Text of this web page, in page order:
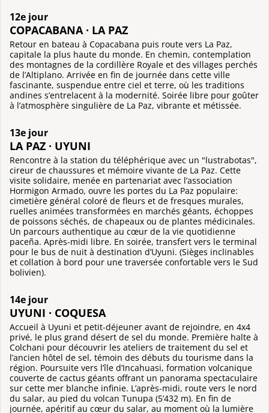
12e jour
COPACABANA · LA PAZ
Retour en bateau à Copacabana puis route vers La Paz,
capitale la plus haute du monde. En chemin, contemplation
des montagnes de la cordillère Royale et des villages perchés
de l’Altiplano. Arrivée en fin de journée dans cette ville
fascinante, suspendue entre ciel et terre, où les traditions
andines s’entrelacent à la modernité. Soirée libre pour goûter
à l’atmosphère singulière de La Paz, vibrante et métissée.
13e jour
LA PAZ · UYUNI
Rencontre à la station du téléphérique avec un "lustrabotas",
cireur de chaussures et mémoire vivante de La Paz. Cette
visite solidaire, menée en partenariat avec l’association
Hormigon Armado, ouvre les portes du La Paz populaire:
cimetière général coloré de fleurs et de fresques murales,
ruelles animées transformées en marchés géants, échoppes
de poissons séchés, de chapeaux ou de plantes médicinales.
Un parcours authentique au cœur de la vie quotidienne
paceña. Après-midi libre. En soirée, transfert vers le terminal
pour le bus de nuit à destination d’Uyuni. (Sièges inclinables
et collation à bord pour une traversée confortable vers le Sud
bolivien).
14e jour
UYUNI · COQUESA
Accueil à Uyuni et petit-déjeuner avant de rejoindre, en 4x4
privé, le plus grand désert de sel du monde. Première halte à
Colchani pour découvrir les ateliers de traitement du sel et
l’ancien hôtel de sel, témoin des débuts du tourisme dans la
région. Poursuite vers l’île d’Incahuasi, formation volcanique
couverte de cactus géants offrant un panorama spectaculaire
sur cette mer blanche infinie. L’après-midi, route vers le nord
du salar, au pied du volcan Tunupa (5’432 m). En fin de
journée, apéritif au cœur du salar, au moment où la lumière